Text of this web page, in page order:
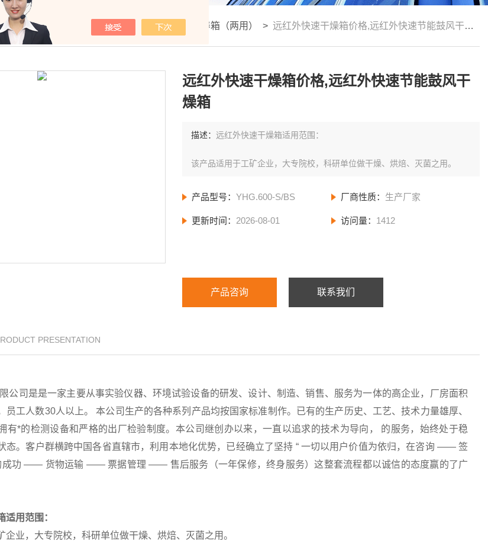
首页>产品展示 箱类温度器材 >干燥箱/培养箱（两用） > 远红外快速干燥箱价格,远红外快速节能鼓风干燥箱
远红外快速干燥箱价格,远红外快速节能鼓风干
燥箱
描述：远红外快速干燥箱适用范围：
该产品适用于工矿企业，大专院校，科研单位做干燥、烘焙、灭菌之用。
产品型号：YHG.600-S/BS 厂商性质： 生产厂家
更新时间： 2026-08-01 访问量： 1412
产品咨询 联系我们
PRESENTATION
公司是是一家主要从事实验仪器、环境试验设备的研发、设计、制造、销售、服务为一体的高企业，厂房面积
员工人数30人以上。 本公司生产的各种系列产品均按国家标准制作。已有的生产历史、工艺、技术力量雄厚、
有*的检测设备和严格的出厂检验制度。本公司继创办以来，一直以追求的技术为导向， 的服务，始终处于稳
态。客户群横跨中国各省直辖市，利用本地化优势，已经确立了坚持 “ 一切以用户价值为依归，在咨询 —— 签
功 —— 货物运输 —— 票据管理 —— 售后服务（一年保修，终身服务）这整套流程都以诚信的态度赢的了广
适用范围：
企业，大专院校，科研单位做干燥、烘焙、灭菌之用。